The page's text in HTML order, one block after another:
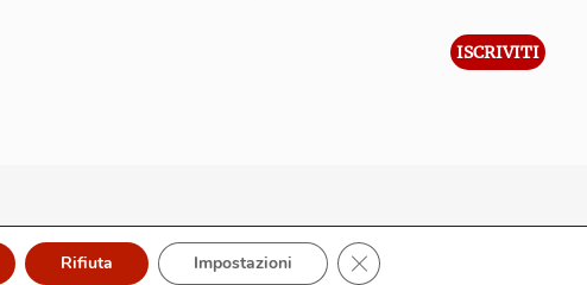
Rifiuta Impostazioni Close GDPR Cookie Banner